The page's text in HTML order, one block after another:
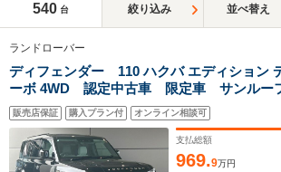
540 台 絞り込み 並べ替え
ランドローバー
ディフェンダー 110 ハクバ エディション
ーボ 4WD 認定中古車 限定車 サンルー
ス デジタルインナーミラー 純正20イン
MERIDIAN 3Dサラウンドカメラ メモリ付
ト 3ゾーンクライメートコントロール デ
ー
販売店保証 購入プラン付 オンライン相談可
支払総額
969.9万円